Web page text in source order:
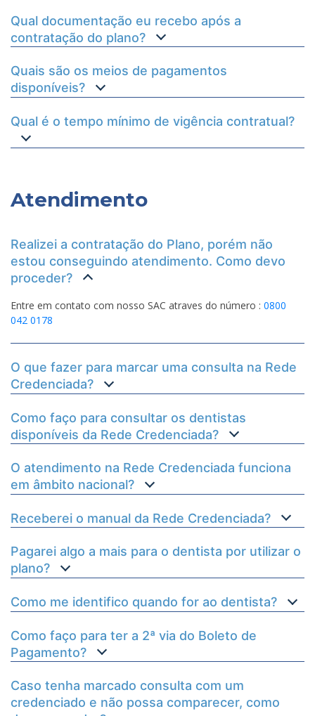
Qual documentação eu recebo após a
contratação do plano?
Quais são os meios de pagamentos
disponíveis?
Qual é o tempo mínimo de vigência contratual?
Atendimento
Realizei a contratação do Plano, porém não
estou conseguindo atendimento. Como devo
proceder?
Entre em contato com nosso SAC atraves do número : 0800
042 0178
O que fazer para marcar uma consulta na Rede
Credenciada?
Como faço para consultar os dentistas
disponíveis da Rede Credenciada?
O atendimento na Rede Credenciada funciona
em âmbito nacional?
Receberei o manual da Rede Credenciada?
Pagarei algo a mais para o dentista por utilizar o
plano?
Como me identifico quando for ao dentista?
Como faço para ter a 2ª via do Boleto de
Pagamento?
Caso tenha marcado consulta com um
credenciado e não possa comparecer, como